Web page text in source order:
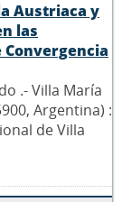
Austriaca y
las
Convergencia
.- Villa María
Argentina) :
de Villa